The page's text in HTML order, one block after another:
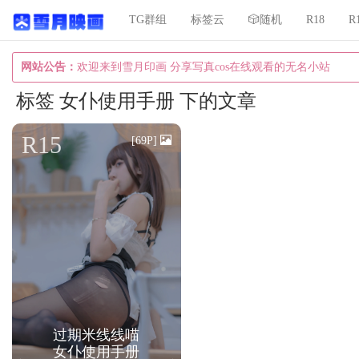
网站公告： 欢迎来到雪月印画 分享写真cos在线观看的无名小站
TG群组 标签云 🎲随机 R18
标签 女仆使用手册 下的文章
过期米线线喵
女仆使用手册
R15 [69P]